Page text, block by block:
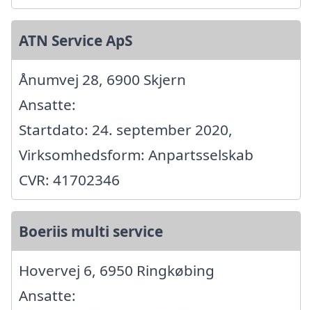
ATN Service ApS
Ånumvej 28, 6900 Skjern
Ansatte:
Startdato: 24. september 2020,
Virksomhedsform: Anpartsselskab
CVR: 41702346
Boeriis multi service
Hovervej 6, 6950 Ringkøbing
Ansatte: